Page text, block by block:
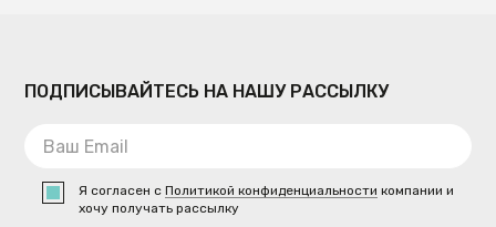
ПОДПИСЫВАЙТЕСЬ НА НАШУ РАССЫЛКУ
Я согласен сПолитикой конфиденциальности компании и
хочу получать рассылку